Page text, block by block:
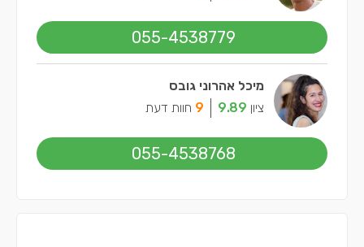
055-4538779
מיכל אהרוני גובס
ציון 9.89
9 חוות דעת
055-4538768